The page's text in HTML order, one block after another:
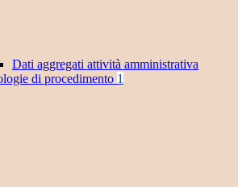
Dati aggregati attività amministrativa
di procedimento 1